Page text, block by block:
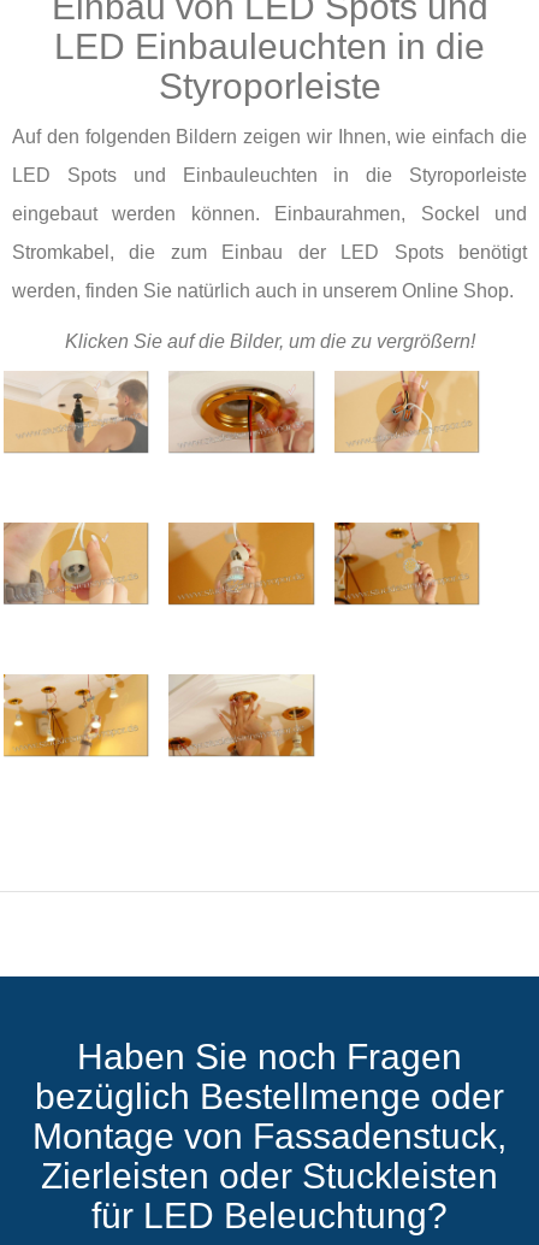
LED Einbauleuchten in die
Styroporleiste
Auf den folgenden Bildern zeigen wir Ihnen, wie einfach die
LED Spots und Einbauleuchten in die Styroporleiste
eingebaut werden können. Einbaurahmen, Sockel und
Stromkabel, die zum Einbau der LED Spots benötigt
werden, finden Sie natürlich auch in unserem Online Shop.
Klicken Sie auf die Bilder, um die zu vergrößern!
Haben Sie noch Fragen
bezüglich Bestellmenge oder
Montage von Fassadenstuck,
Zierleisten oder Stuckleisten
für LED Beleuchtung?